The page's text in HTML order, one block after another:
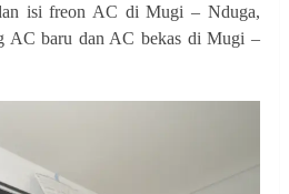
isi freon AC di Mugi – Nduga,
AC baru dan AC bekas di Mugi –